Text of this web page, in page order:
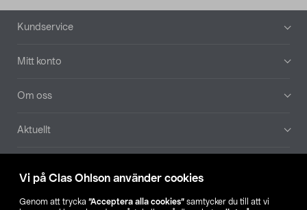
Vi på Clas Ohlson använder cookies
Genom att trycka ”Acceptera alla cookies” samtycker du till att vi
Sidfot
Kundservice
Mitt konto
Om oss
Aktuellt
Hitta butik